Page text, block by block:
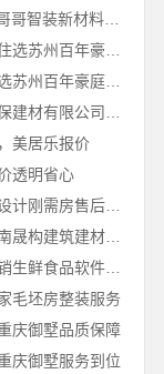
装饰毛坯房零增项费用 - 苏州兔哥哥智装新材料有限公司
苏州相城家装设计费多少拎包入住选苏州百年豪庭新材料有限公司
苏州一站式家装施工团队毛坯房选苏州百年豪庭新材料有限公司
美居乐报价
透明省心
居安天成西安雁塔区一站式家装设计刚需房售后完善
轻奢高端重钢住宅本地维保，云南晟构建筑建材有限公司
湖北省惠物电子商务有限公司畅销生鲜食品软件功能
毛坯房整装服务
庆御墅品质保障
庆御墅服务到位